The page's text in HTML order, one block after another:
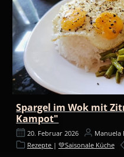
Spargel im Wok mit
Kampot"
20. Februar 2026
Manuela
Rezepte | 💚Saisonale Küche